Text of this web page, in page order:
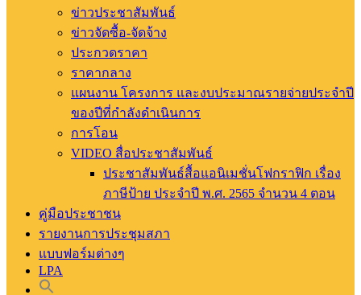
ข่าวประชาสัมพันธ์
ข่าวจัดซื้อ-จัดจ้าง
ประกวดราคา
ราคากลาง
แผนงาน โครงการ และงบประมาณรายจ่ายประจำปี
ของปีที่กำลังดำเนินการ
การโอน
VIDEO สื่อประชาสัมพันธ์
ประชาสัมพันธ์สื้อแอนิเมชั่นโฟกราฟิก เรื่อง
ภาษีป้าย ประจำปี พ.ศ. 2565 จำนวน 4 ตอน
คู่มือประชาชน
รายงานการประชุมสภา
แบบฟอร์มต่างๆ
LPA